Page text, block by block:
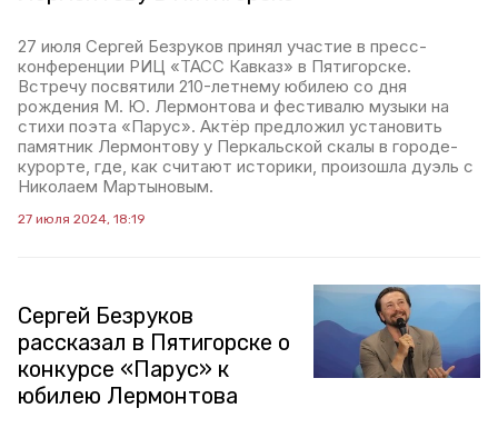
27 июля Сергей Безруков принял участие в пресс-
конференции РИЦ «ТАСС Кавказ» в Пятигорске.
Встречу посвятили 210-летнему юбилею со дня
рождения М. Ю. Лермонтова и фестивалю музыки на
стихи поэта «Парус». Актёр предложил установить
памятник Лермонтову у Перкальской скалы в городе-
курорте, где, как считают историки, произошла дуэль с
Николаем Мартыновым.
27 июля 2024, 18:19
Сергей Безруков
рассказал в Пятигорске о
конкурсе «Парус» к
юбилею Лермонтова